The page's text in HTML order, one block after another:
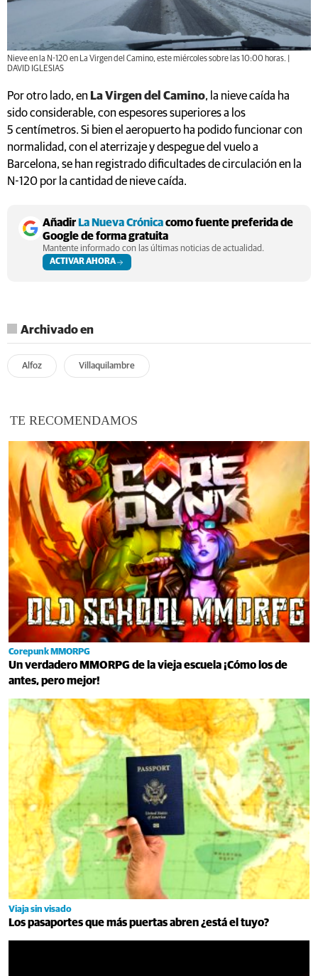
Nieve en la N-120 en La Virgen del Camino, este miércoles sobre las 10:00 horas. |
DAVID IGLESIAS
Por otro lado, en La Virgen del Camino, la nieve caída ha
sido considerable, con espesores superiores a los
5 centímetros. Si bien el aeropuerto ha podido funcionar con
normalidad, con el aterrizaje y despegue del vuelo a
Barcelona, se han registrado dificultades de circulación en la
N-120 por la cantidad de nieve caída.
Añadir La Nueva Crónicacomo fuente preferida de
Google de forma gratuita
Mantente informado con las últimas noticias de actualidad.
ACTIVAR AHORA
Archivado en
Alfoz Villaquilambre
TE RECOMENDAMOS
Corepunk MMORPG
Un verdadero MMORPG de la vieja escuela ¡Cómo los de
antes, pero mejor!
Viaja sin visado
Los pasaportes que más puertas abren ¿está el tuyo?